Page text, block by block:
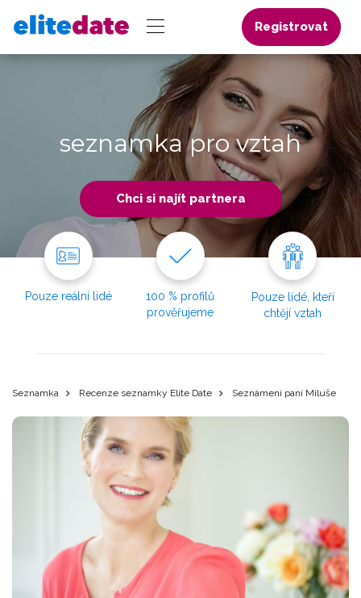
Registrovat
seznamka pro vztah
Chci si najít partnera
Pouze reální lidé
100 % profilů
prověřujeme
Pouze lidé, kteří
chtějí vztah
Seznamka Recenze seznamky Elite Date Seznámení paní Miluše